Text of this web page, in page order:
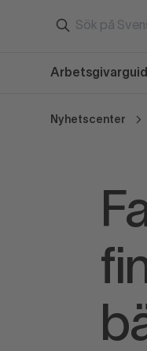
Nyhetscenter